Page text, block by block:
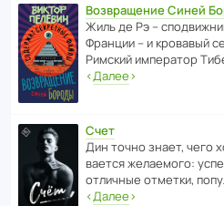
Возвращение Синей
Жиль де Рэ –
Франции – и кровавый
Римский импе­ратор
‹Далее›
Счет
Дин точно знает, чего
ва­ется жела­е­мого:
отли­чные отметки,
‹Далее›